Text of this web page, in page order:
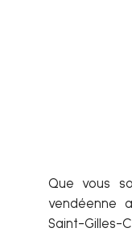
Que vous
vendéenne
Saint-